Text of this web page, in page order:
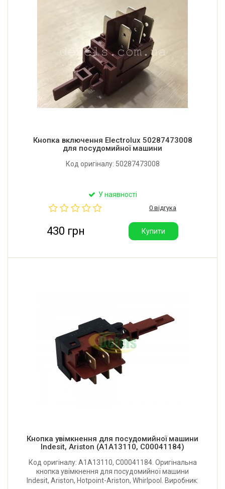
Кнопка включення Electrolux 50287473008
для посудомийної машини
Код оригіналу: 50287473008
У наявності
0 відгука
430 грн Купити
Кнопка увімкнення для посудомийної машини
Indesit, Ariston (A1A13110, C00041184)
Код оригіналу: A1A13110, C00041184. Оригінальна
кнопка увімкнення для посудомийної машини
Indesit, Ariston, Hotpoint-Ariston, Whirlpool. Виробник: